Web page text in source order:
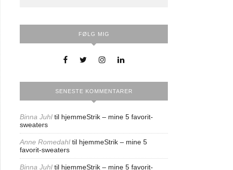
FØLG MIG
SENESTE KOMMENTARER
Binna Juhltil hjemmeStrik – mine 5 favorit-
sweaters
Anne Romedahltil hjemmeStrik – mine 5
favorit-sweaters
Binna Juhltil hjemmeStrik – mine 5 favorit-